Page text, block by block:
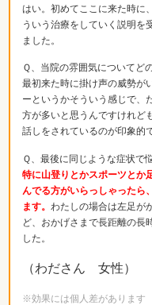
はい。初めてここに来た時に
ういう治療をしていく説明を
ました。
Ｑ、当院の雰囲気についてど
最初来た時に掛け声の威勢が
ーというかそういう感じで、
方が多いと思うんですけれど
話しをされているのが印象的
Ｑ、最後に同じような症状で
特に山登りとかスポーツとか
んでる方がいらっしゃったら
ます。 わたしの場合は左足が
ど、おかげさまで長距離の長
した。
（わださん 女性）
※効果には個人差があります